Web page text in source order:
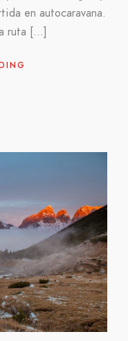
en autocaravana.
ruta […]